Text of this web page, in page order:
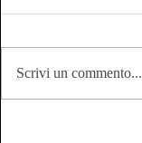
Scrivi un commento...